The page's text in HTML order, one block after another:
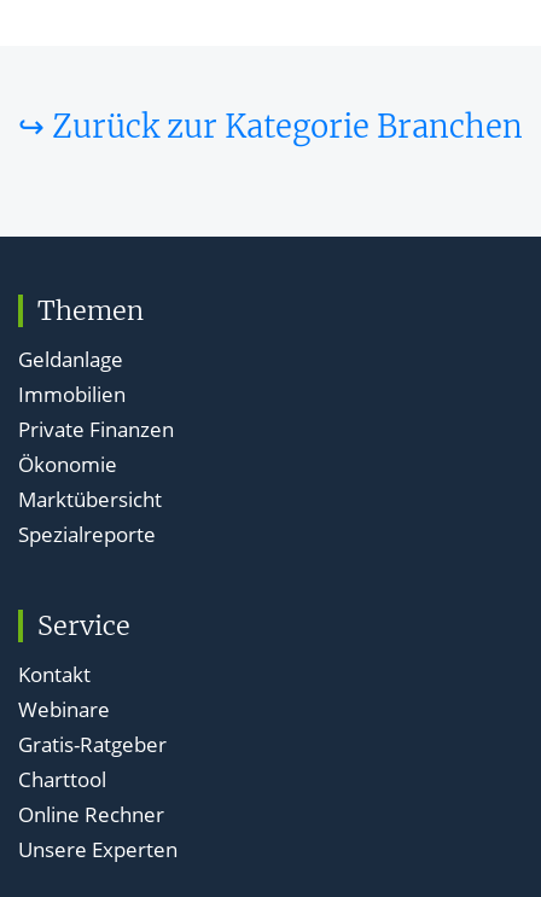
↪ Zurück zur Kategorie Branchen
Themen
Geldanlage
Immobilien
Private Finanzen
Ökonomie
Marktübersicht
Spezialreporte
Service
Kontakt
Webinare
Gratis-Ratgeber
Charttool
Online Rechner
Unsere Experten